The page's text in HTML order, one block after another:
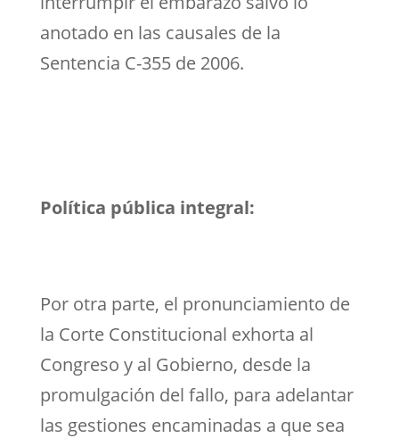
anotado en las causales de la
Sentencia C-355 de 2006.
Política pública integral:
Por otra parte, el pronunciamiento de
la Corte Constitucional exhorta al
Congreso y al Gobierno, desde la
promulgación del fallo, para adelantar
las gestiones encaminadas a que sea